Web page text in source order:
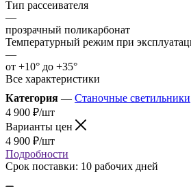
Тип рассеивателя
—
прозрачный поликарбонат
Температурный режим при
—
от +10° до +35°
Все характеристики
Категория — Станочные светильники
4 900 ₽/шт
Варианты цен
4 900 ₽/шт
Подробности
Срок поставки: 10 рабочих дней